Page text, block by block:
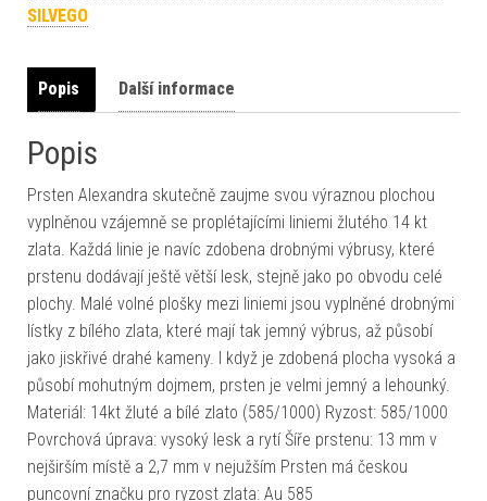
SILVEGO
Popis Další informace
Popis
Prsten Alexandra skutečně zaujme svou výraznou plochou
vyplněnou vzájemně se proplétajícími liniemi žlutého 14 kt
zlata. Každá linie je navíc zdobena drobnými výbrusy, které
prstenu dodávají ještě větší lesk, stejně jako po obvodu celé
plochy. Malé volné plošky mezi liniemi jsou vyplněné drobnými
lístky z bílého zlata, které mají tak jemný výbrus, až působí
jako jiskřivé drahé kameny. I když je zdobená plocha vysoká a
působí mohutným dojmem, prsten je velmi jemný a lehounký.
Materiál: 14kt žluté a bílé zlato (585/1000) Ryzost: 585/1000
Povrchová úprava: vysoký lesk a rytí Šíře prstenu: 13 mm v
nejširším místě a 2,7 mm v nejužším Prsten má českou
puncovní značku pro ryzost zlata: Au 585